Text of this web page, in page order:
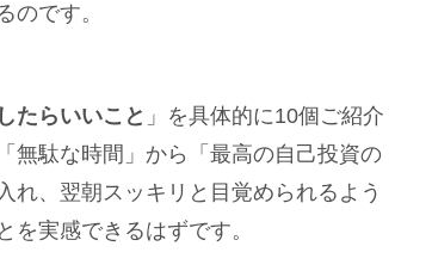
のです。
たらいいこと 」を具体的に10個ご紹介
無駄な時間」から「最高の自己投資の
れ、翌朝スッキリと目覚められるよう
実感できるはずです。